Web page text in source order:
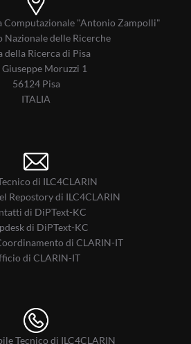
Computazionale "Antonio Zampolli"
Nazionale delle Ricerche
della Ricerca di Pisa
Moruzzi 1
56124 Pisa
ITALIA
di ILC4CLARIN
Repostory di ILC4CLARIN
di DiPText-KC
di DiPText-KC
di CLARIN-IT
di CLARIN-IT
Tecnico di ILC4CLARIN